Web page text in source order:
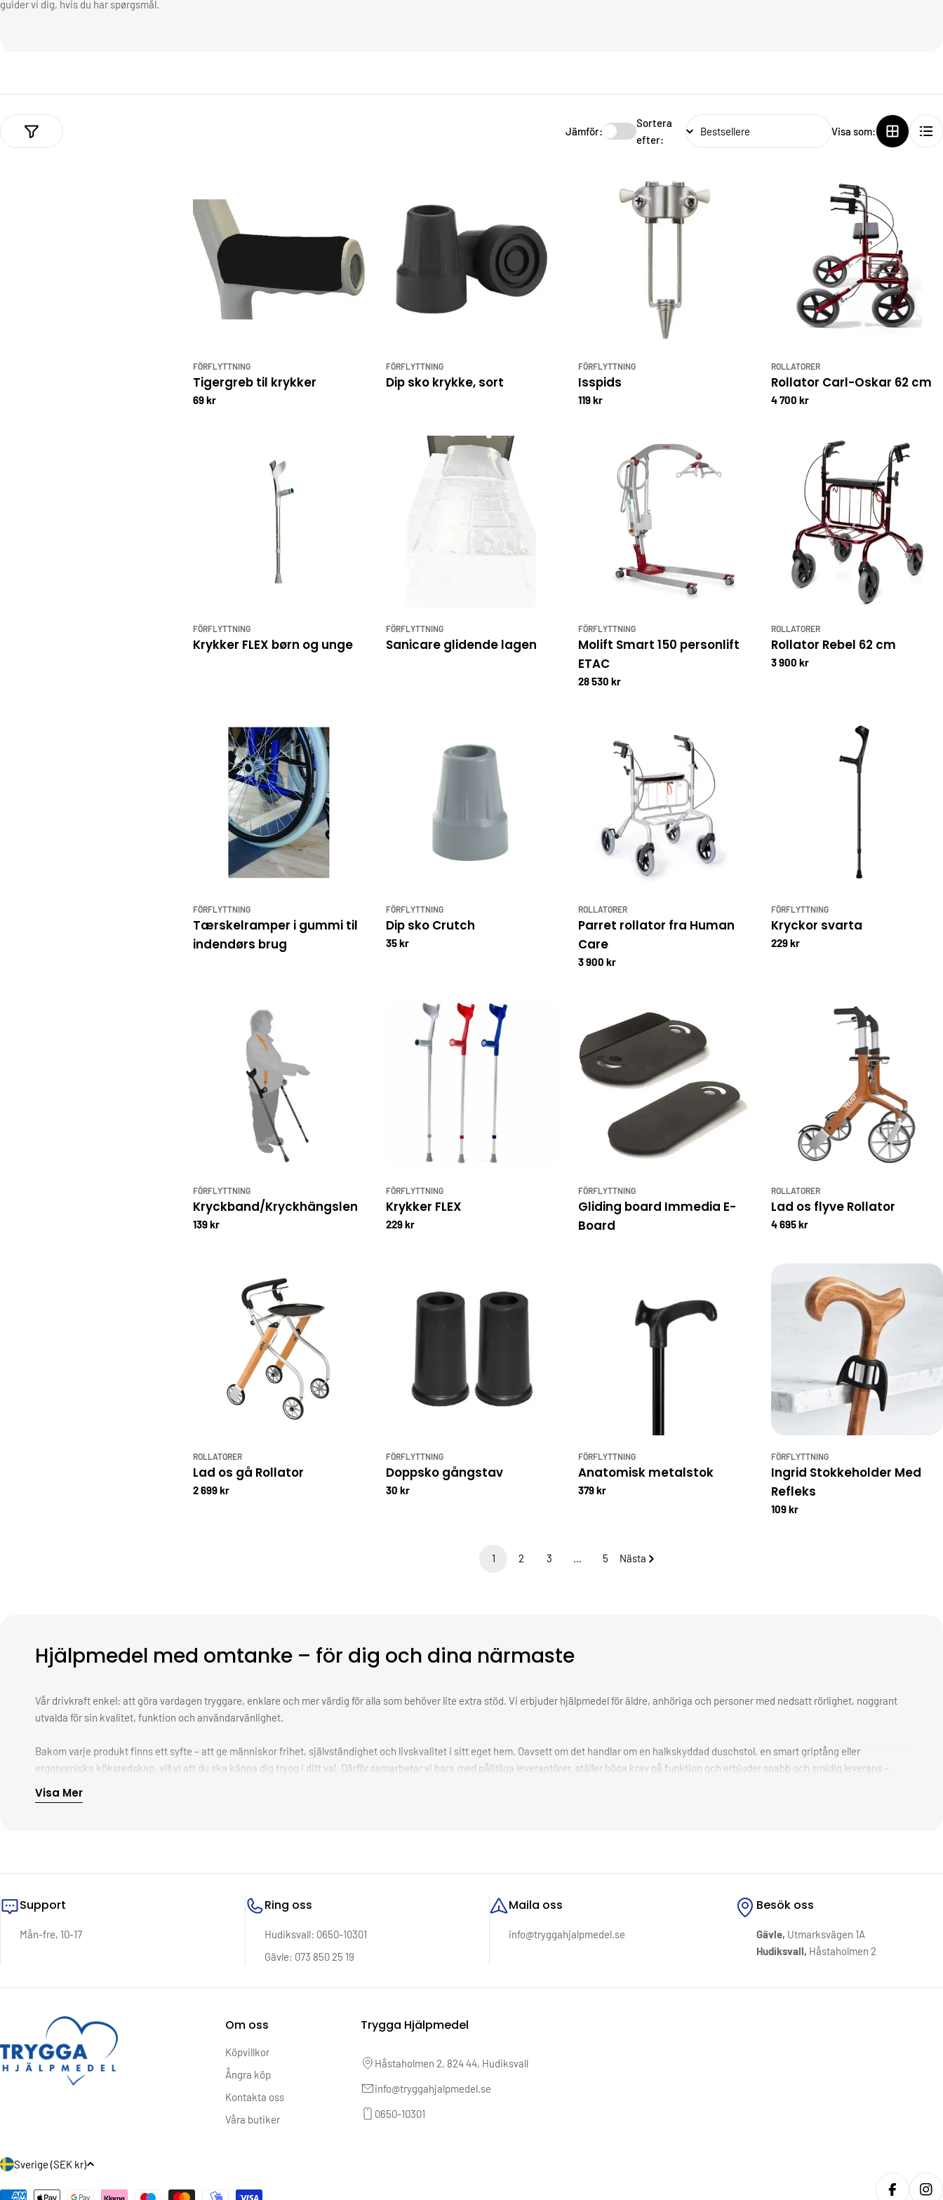
k
t
guider vi dig, hvis du har spørgsmål.
Jämför:
Sortera
efter:
Visa som:
FÖRFLYTTNING
Tigergreb til krykker
69 kr
FÖRFLYTTNING
Dip sko krykke, sort
FÖRFLYTTNING
Isspids
119 kr
ROLLATORER
Rollator Carl-Oskar 62 cm
4 700 kr
FÖRFLYTTNING
Krykker FLEX børn og unge
FÖRFLYTTNING
Sanicare glidende lagen
FÖRFLYTTNING
Molift Smart 150 personlift
ETAC
28 530 kr
ROLLATORER
Rollator Rebel 62 cm
3 900 kr
FÖRFLYTTNING
Tærskelramper i gummi til
indendørs brug
FÖRFLYTTNING
Dip sko Crutch
35 kr
ROLLATORER
Parret rollator fra Human
Care
3 900 kr
FÖRFLYTTNING
Kryckor svarta
229 kr
FÖRFLYTTNING
Kryckband/Kryckhängslen
139 kr
FÖRFLYTTNING
Krykker FLEX
229 kr
FÖRFLYTTNING
Gliding board Immedia E-
Board
ROLLATORER
Lad os flyve Rollator
4 695 kr
ROLLATORER
Lad os gå Rollator
2 699 kr
FÖRFLYTTNING
Doppsko gångstav
30 kr
FÖRFLYTTNING
Anatomisk metalstok
379 kr
FÖRFLYTTNING
Ingrid Stokkeholder Med
Refleks
109 kr
1 2 3 … 5 Nästa
Hjälpmedel med omtanke – för dig och dina närmaste
Vår drivkraft enkel: att göra vardagen tryggare, enklare och mer värdig för alla som behöver lite extra stöd. Vi erbjuder hjälpmedel för äldre, anhöriga och personer med nedsatt rörlighet, noggrant
utvalda för sin kvalitet, funktion och användarvänlighet.
Bakom varje produkt finns ett syfte – att ge människor frihet, självständighet och livskvalitet i sitt eget hem. Oavsett om det handlar om en halkskyddad duschstol, en smart griptång eller
ergonomiska köksredskap, vill vi att du ska känna dig trygg i ditt val. Därför samarbetar vi bara med pålitliga leverantörer, ställer höga krav på funktion och erbjuder snabb och smidig leverans –
alltid med hjärtat först.
Visa Mer
Support
Mån-fre, 10-17
Ring oss
Hudiksvall: 0650-10301
Gävle: 073 850 25 19
Maila oss
info@tryggahjalpmedel.se
Besök oss
Gävle, Utmarksvägen 1A
Hudiksvall, Håstaholmen 2
Om oss
Köpvillkor
Ångra köp
Kontakta oss
Våra butiker
Trygga Hjälpmedel
Håstaholmen 2, 824 44, Hudiksvall
info@tryggahjalpmedel.se
0650-10301
L
Sverige (SEK kr)
Betalningsmetoder